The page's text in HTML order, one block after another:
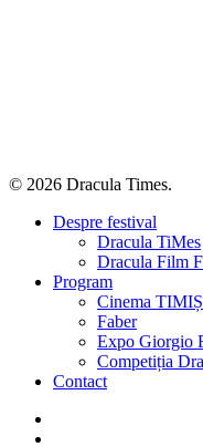
© 2026 Dracula Times.
Close
Despre festival
Dracula TiMes
Dracula Film
Program
Cinema TIMIȘ
Faber
Expo Giorgio
Competiția
Contact